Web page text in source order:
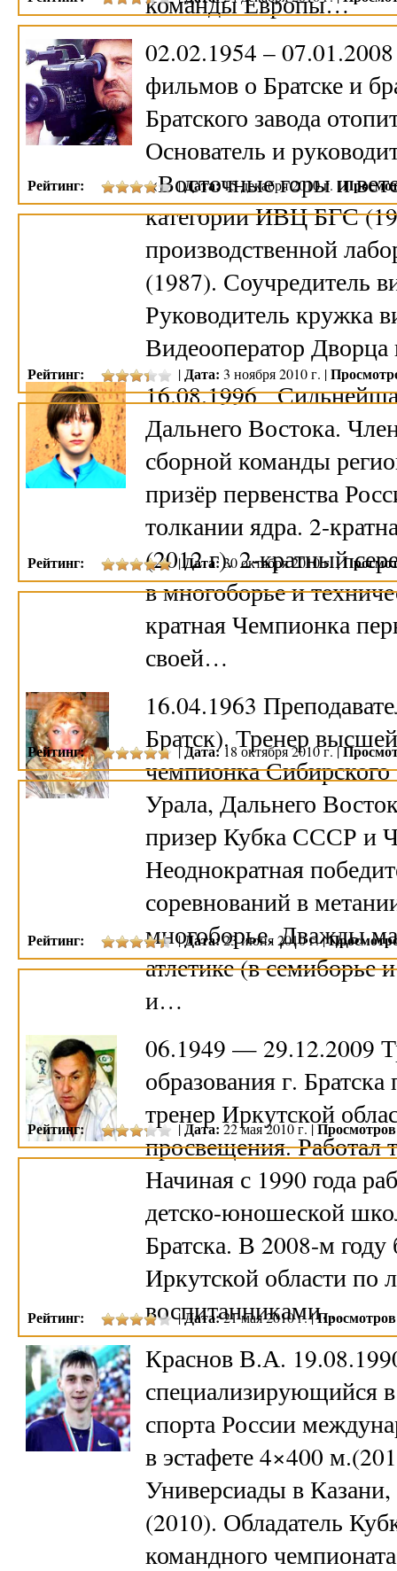
02.02.1954 –
фильмов о Братске и
Братского завода
Основатель и
«Восточные горы и
категории ИВЦ БГС
производственной
(1987). Соучредитель
Руководитель кружка
Видеооператор
16.08.1996
Дальнего Востока.
сборной команды
призёр первенства
толкании ядра. 2-
(2012 г). 2-кратный
в многоборье и
кратная Чемпионка
своей…
16.04.1963
Братск). Тренер
чемпионка
Урала, Дальнего
призер Кубка СССР и
Неоднократная
соревнований в
многоборье. Дважды
атлетике (в семиборье
и…
06.1949 — 29.12.2009
образования г.
тренер Иркутской
просвещения. Работал
Начиная с 1990 года
детско-юношеской
Братска. В 2008-м
Иркутской области по
воспитанниками…
Краснов В.А.
специализирующийся
спорта России
в эстафете 4×400
Универсиады в
(2010). Обладатель
командного
Рейтинг: |Дата:15 декабря 2010 г. |
Рейтинг: |Дата: 3 ноября 2010 г. |
Рейтинг: |Дата:30 октября 2010 г. |
Рейтинг: |Дата:18 октября 2010 г. |
Рейтинг: |Дата:23 июня 2010 г. |
Рейтинг: |Дата:22 мая 2010 г. |
Рейтинг: |Дата:21 мая 2010 г. |